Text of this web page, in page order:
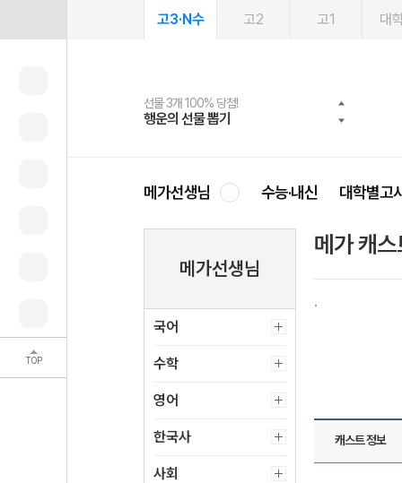
TOP
고3·N수 고2 고1 대
선물 3개 100% 당첨!
행운의 선물 뽑기
선물 100% 증정!
메가스터디 X 올리브
여름방학 스터디 캐시백
메가런 썸머스쿨
2027 러셀 단과
강사 공개선발
스마트러닝앱
설문 EVENT
메가패스
3일 무료 체험권
메가패스 수강생 무료혜택!
메가클럽 멤버십
사회공헌 캠페인
희망이룸 메가나눔
메가선생님 수능·내신 대학별고
메가선생님
국어
수학
영어
한국사
사회
메가 캐스
캐스트 정보